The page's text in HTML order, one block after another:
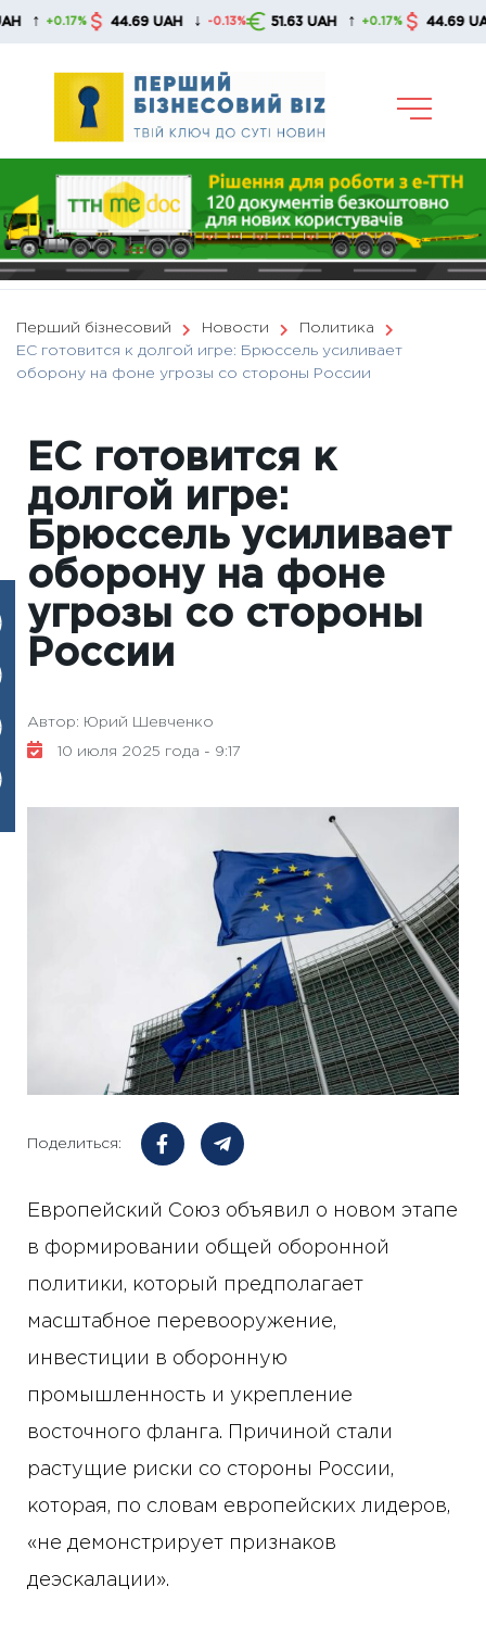
Skip
44.69 UAH ↓ -0.13% 51.63 UAH ↑ +0.17% 44.69 UAH ↓ -
Перший бізнесовий Новости
Политика
ЕС готовится к долгой игре: Брюссель усиливает
оборону на фоне угрозы со стороны России
ЕС готовится к
долгой игре:
Брюссель усиливает
оборону на фоне
угрозы со стороны
России
Автор: Юрий Шевченко
10 июля 2025 года - 9:17
Поделиться:
Европейский Союз объявил о новом этапе
в формировании общей оборонной
политики, который предполагает
масштабное перевооружение,
инвестиции в оборонную
промышленность и укрепление
восточного фланга. Причиной стали
растущие риски со стороны России,
которая, по словам европейских лидеров,
«не демонстрирует признаков
деэскалации».